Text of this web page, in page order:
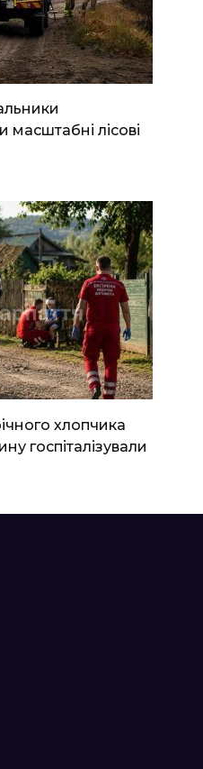
масштабні лісові
хлопчика
госпіталізували